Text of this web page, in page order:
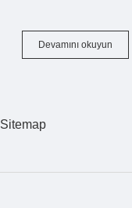
Devamını okuyun
Pasta
Sitemap